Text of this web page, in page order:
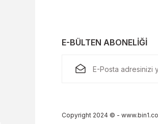
E-BÜLTEN ABONELİĞİ
Copyright 2024 © -